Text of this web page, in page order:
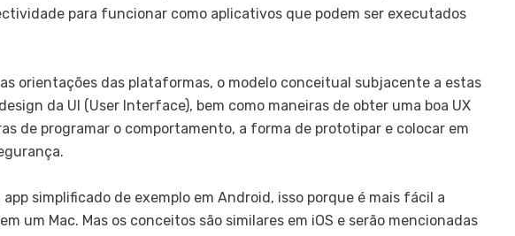
para funcionar como aplicativos que podem ser executados
orientações das plataformas, o modelo conceitual subjacente a estas
da UI (User Interface), bem como maneiras de obter uma boa UX
de programar o comportamento, a forma de prototipar e colocar em
simplificado de exemplo em Android, isso porque é mais fácil a
um Mac. Mas os conceitos são similares em iOS e serão mencionadas